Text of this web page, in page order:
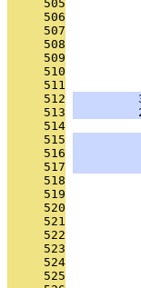
     505
     506
     507
     508
     509
     510
     511
     512
     513
     514
     515
     516
     517
     518
     519
     520
     521
     522
     523
     524
     525